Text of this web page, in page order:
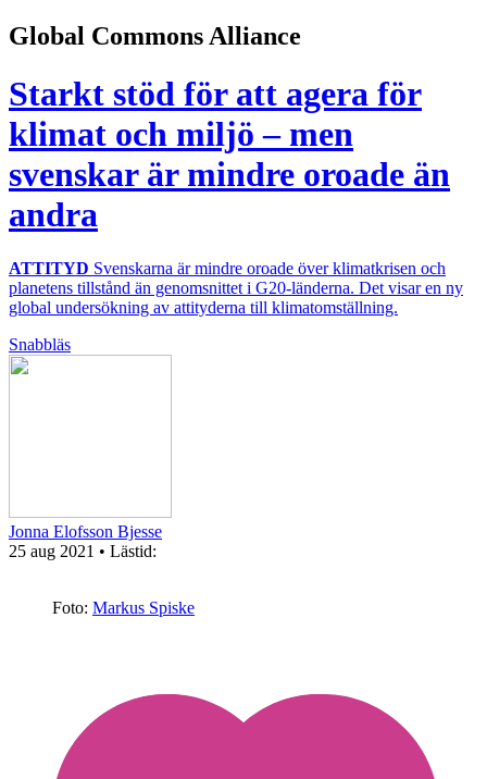
Global Commons Alliance
Starkt stöd för att agera för
klimat och miljö – men
svenskar är mindre oroade än
andra
ATTITYD Svenskarna är mindre oroade över klimatkrisen och
planetens tillstånd än genomsnittet i G20-länderna. Det visar en ny
global undersökning av attityderna till klimatomställning.
Snabbläs
Jonna Elofsson Bjesse
25 aug 2021 • Lästid:
Foto: Markus Spiske